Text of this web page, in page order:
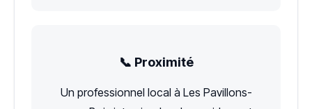
📞 Proximité
Un professionnel local à Les Pavillons-